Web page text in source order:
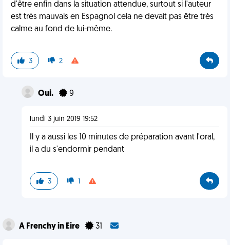
d'être enfin dans la situation attendue, surtout si l'auteur
est très mauvais en Espagnol cela ne devait pas être très
calme au fond de lui-même.
3 2
Oui. 9
lundi 3 juin 2019 19:52
Il y a aussi les 10 minutes de préparation avant l'oral,
il a du s'endormir pendant
3 1
A Frenchy in Eire 31